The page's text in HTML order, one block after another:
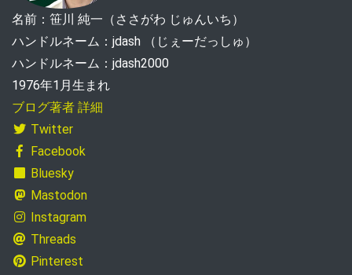
名前：笹川 純一（ささがわ じゅんいち）
ハンドルネーム：jdash （じぇーだっしゅ）
ハンドルネーム：jdash2000
1976年1月生まれ
ブログ著者 詳細
Twitter
Facebook
Bluesky
Mastodon
Instagram
Threads
Pinterest